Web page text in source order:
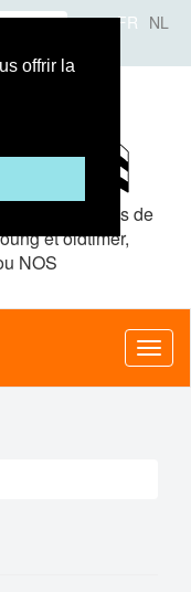
offrir la
FR NL
pour pièces de
et oldtimer,
NOS